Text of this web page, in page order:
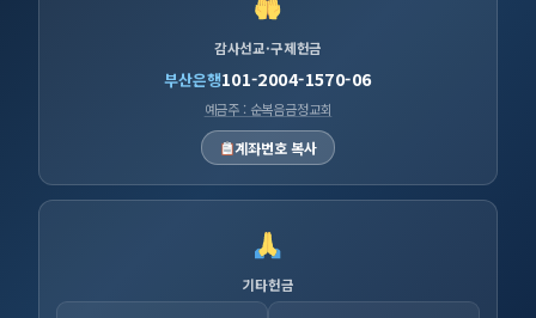
감사선교·구제헌금
부산은행101-2004-1570-06
예금주 : 순복음금정교회
계좌번호 복사
기타헌금